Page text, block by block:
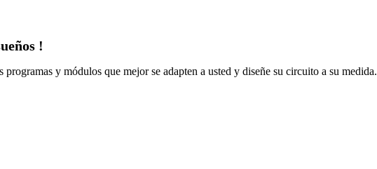
!
programas y módulos que mejor se adapten a usted y diseñe su circuito a su medida.